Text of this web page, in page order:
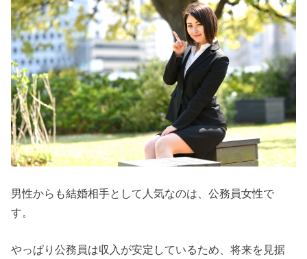
男性からも結婚相手として人気なのは、公務員女性で
す。
やっぱり公務員は収入が安定しているため、将来を見据